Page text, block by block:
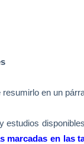
en un
estudios
marcadas en las